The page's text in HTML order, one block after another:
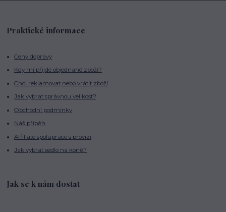
Praktické informace
Ceny dopravy
Kdy mi přijde objednané zboží?
Chci reklamovat nebo vrátit zboží
Jak vybrat správnou velikost?
Obchodní podmínky
Náš příběh
Affiliate spolupráce s provizí
Jak vybrat sedlo na koně?
Jak se k nám dostat